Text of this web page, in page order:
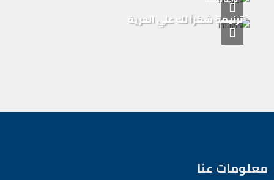
ترنيمة شكراً لك علي الحرية
معلومات عنا